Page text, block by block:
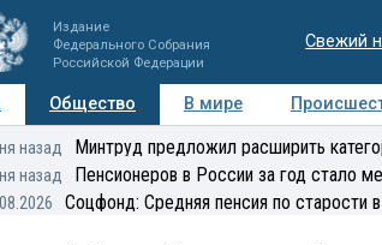
Издание
Федерального Собрания
Российской Федерации
Свежий
Общество В мире
Мнения Регионы Медиацентр
назад Минтруд предложил расширить
назад Пенсионеров в России за год стало
Соцфонд: Средняя пенсия по старости